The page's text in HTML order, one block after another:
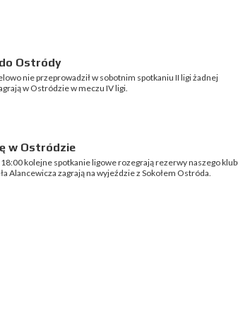
Ostródy
nie przeprowadził w sobotnim spotkaniu II ligi żadnej
w Ostródzie w meczu IV ligi.
w Ostródzie
kolejne spotkanie ligowe rozegrają rezerwy naszego
Alancewicza zagrają na wyjeździe z Sokołem Ostróda.